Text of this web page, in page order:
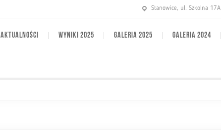
Stanowice, ul. Szkolna 17A
AKTUALNOŚCI WYNIKI 2025 GALERIA 2025 GALERIA 2024